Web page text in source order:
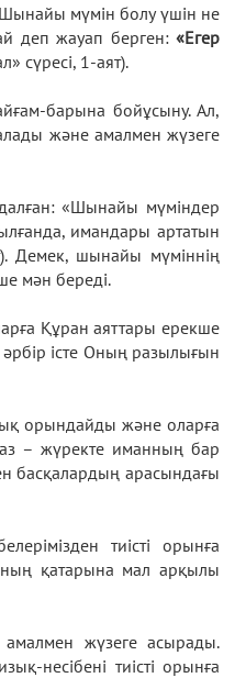
мүмін болу үшін не
деп жауап берген:«Егер
сүресі, 1-аят).
барына бойұсыну. Ал,
және амалмен жүзеге
«Шынайы мүміндер
имандары артатын
Демек, шынайы мүміннің
мән береді.
Құран аяттары ерекше
әрбір істе Оның разылығын
орындайды және оларға
– жүректе иманның бар
басқалардың арасындағы
тиісті орынға
қатарына мал арқылы
жүзеге асырады.
несібені тиісті орынға